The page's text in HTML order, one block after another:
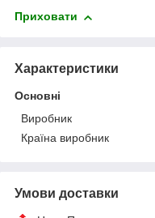
Приховати
Характеристики
Основні
Виробник
Країна виробник
Умови доставки